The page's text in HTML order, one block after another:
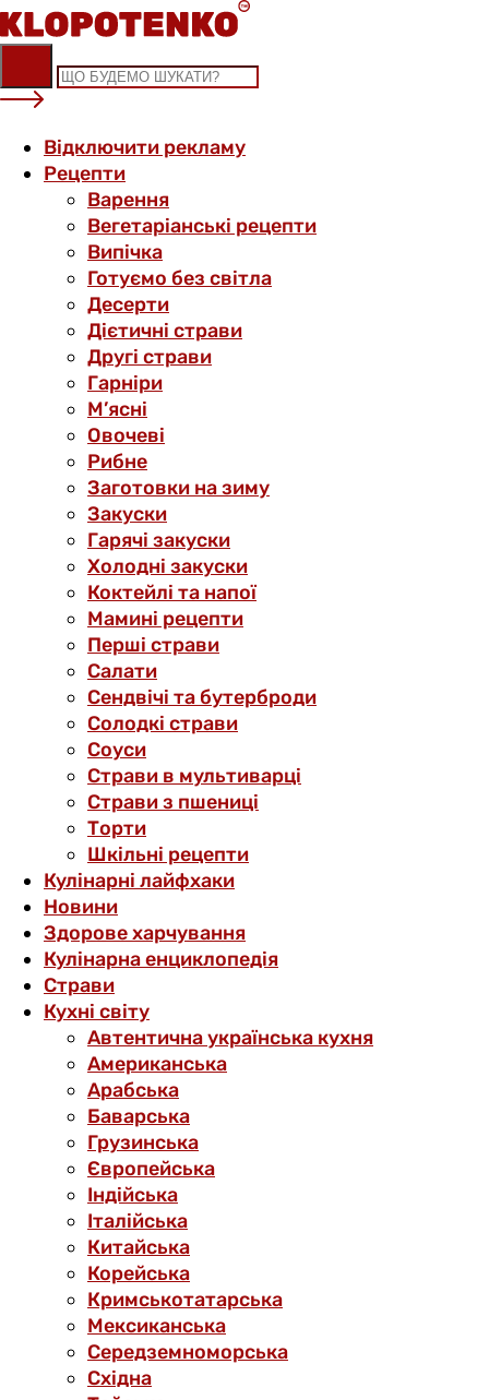
Skip
to
content
Відключити рекламу
Рецепти
Варення
Вегетаріанські рецепти
Випічка
Готуємо без світла
Десерти
Дієтичні страви
Другі страви
Гарніри
М’ясні
Овочеві
Рибне
Заготовки на зиму
Закуски
Гарячі закуски
Холодні закуски
Коктейлі та напої
Мамині рецепти
Перші страви
Салати
Сендвічі та бутерброди
Солодкі страви
Соуси
Страви в мультиварці
Страви з пшениці
Торти
Шкільні рецепти
Кулінарні лайфхаки
Новини
Здорове харчування
Кулінарна енциклопедія
Страви
Кухні світу
Автентична українська кухня
Американська
Арабська
Баварська
Грузинська
Європейська
Індійська
Італійська
Китайська
Корейська
Кримськотатарська
Мексиканська
Середземноморська
Східна